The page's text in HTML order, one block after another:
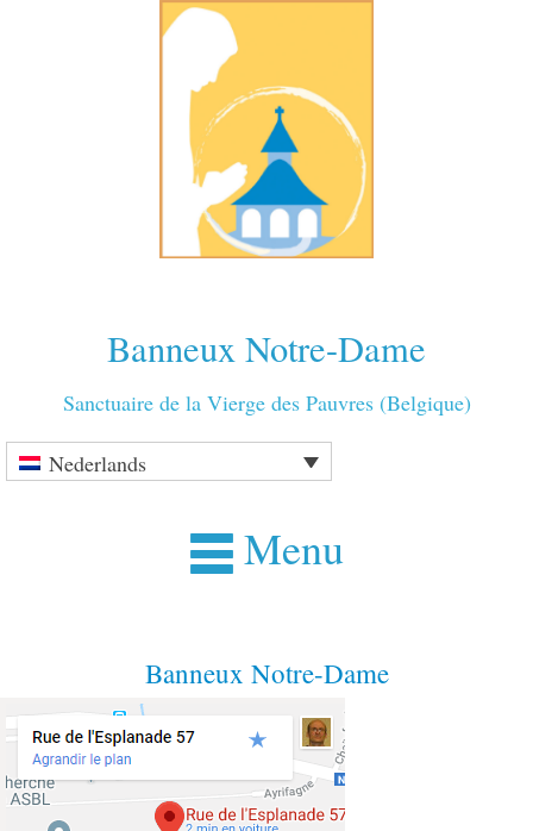
Banneux Notre-Dame
Sanctuaire de la Vierge des Pauvres (Belgique)
Nederlands
Menu
Banneux Notre-Dame